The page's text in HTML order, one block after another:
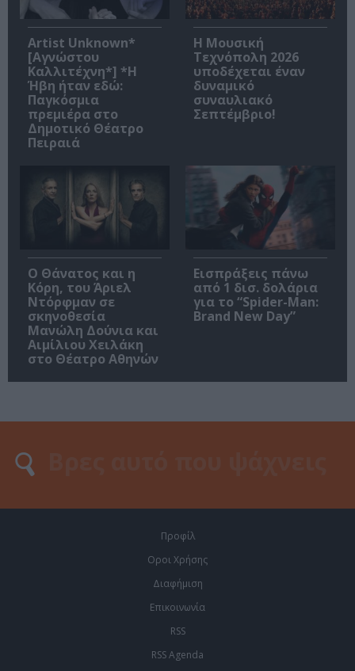
Artist Unknown*
[Αγνώστου
Καλλιτέχνη*] *Η
Ήβη ήταν εδώ:
Παγκόσμια
πρεμιέρα στο
Δημοτικό Θέατρο
Πειραιά
Η Μουσική
Τεχνόπολη 2026
υποδέχεται έναν
δυναμικό
συναυλιακό
Σεπτέμβριο!
Ο Θάνατος και η
Κόρη, του Άριελ
Ντόρφμαν σε
σκηνοθεσία
Μανώλη Δούνια και
Αιμίλιου Χειλάκη
στο Θέατρο Αθηνών
Εισπράξεις πάνω
από 1 δισ. δολάρια
για το “Spider-Man:
Brand New Day”
Προφίλ
Οροι Χρήσης
Διαφήμιση
Επικοινωνία
RSS
RSS Agenda